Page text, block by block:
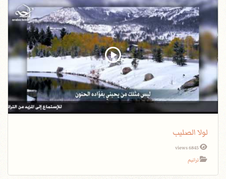
لولا الصليب
6845 views
ترانيم